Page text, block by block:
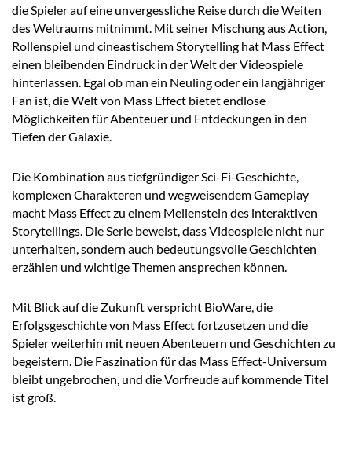
die Spieler auf eine unvergessliche Reise durch die Weiten
des Weltraums mitnimmt. Mit seiner Mischung aus Action,
Rollenspiel und cineastischem Storytelling hat Mass Effect
einen bleibenden Eindruck in der Welt der Videospiele
hinterlassen. Egal ob man ein Neuling oder ein langjähriger
Fan ist, die Welt von Mass Effect bietet endlose
Möglichkeiten für Abenteuer und Entdeckungen in den
Tiefen der Galaxie.
Die Kombination aus tiefgründiger Sci-Fi-Geschichte,
komplexen Charakteren und wegweisendem Gameplay
macht Mass Effect zu einem Meilenstein des interaktiven
Storytellings. Die Serie beweist, dass Videospiele nicht nur
unterhalten, sondern auch bedeutungsvolle Geschichten
erzählen und wichtige Themen ansprechen können.
Mit Blick auf die Zukunft verspricht BioWare, die
Erfolgsgeschichte von Mass Effect fortzusetzen und die
Spieler weiterhin mit neuen Abenteuern und Geschichten zu
begeistern. Die Faszination für das Mass Effect-Universum
bleibt ungebrochen, und die Vorfreude auf kommende Titel
ist groß.